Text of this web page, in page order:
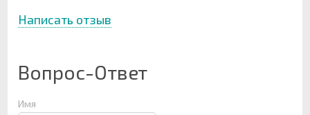
Написать отзыв
Вопрос-Ответ
Имя